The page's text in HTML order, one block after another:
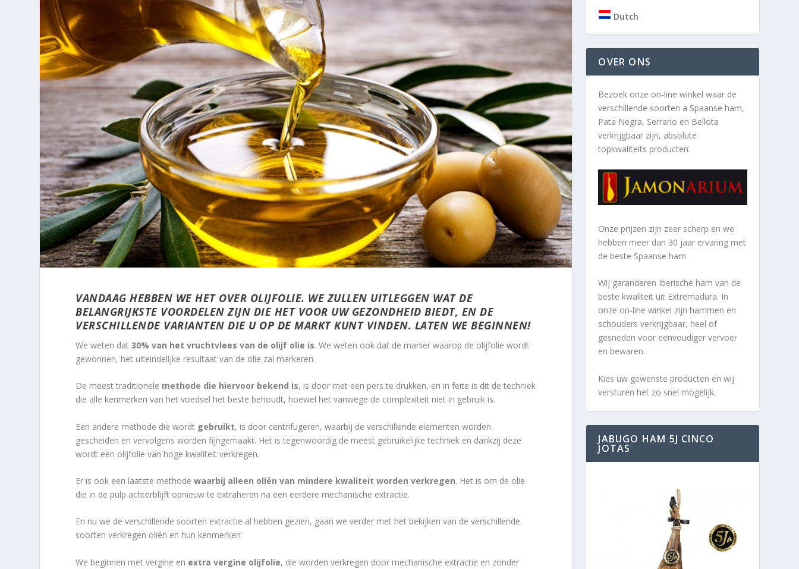
VANDAAG HEBBEN WE HET OVER OLIJFOLIE. WE ZULLEN UITLEGGEN WAT DE
BELANGRIJKSTE VOORDELEN ZIJN DIE HET VOOR UW GEZONDHEID BIEDT, EN DE
VERSCHILLENDE VARIANTEN DIE U OP DE MARKT KUNT VINDEN. LATEN WE BEGINNEN!
We weten dat30% van het vruchtvlees van de olijf olie is. We weten ook dat de manier waarop de olijfolie wordt
gewonnen, het uiteindelijke resultaat van de olie zal markeren.
De meest traditionele methode die hiervoor bekend is, is door met een pers te drukken, en in feite is dit de techniek
die alle kenmerken van het voedsel het beste behoudt, hoewel het vanwege de complexiteit niet in gebruik is.
Een andere methode die wordt gebruikt, is door centrifugeren, waarbij de verschillende elementen worden
gescheiden en vervolgens worden fijngemaakt. Het is tegenwoordig de meest gebruikelijke techniek en dankzij deze
wordt een olijfolie van hoge kwaliteit verkregen.
Er is ook een laatste methodewaarbij alleen oliën van mindere kwaliteit worden verkregen. Het is om de olie
die in de pulp achterblijft opnieuw te extraheren na een eerdere mechanische extractie.
En nu we de verschillende soorten extractie al hebben gezien, gaan we verder met het bekijken van de verschillende
soorten verkregen oliën en hun kenmerken:
We beginnen met vergine en extra vergine olijfolie, die worden verkregen door mechanische extractie en zonder
Dutch
OVER ONS
Bezoek onze on-line winkel waar de
verschillende soorten a Spaanse ham,
Pata Negra, Serrano en Bellota
verkrijgbaar zijn, absolute
topkwaliteits producten.
Onze prijzen zijn zeer scherp en we
hebben meer dan 30 jaar ervaring met
de beste Spaanse ham.
Wij garanderen Iberische ham van de
beste kwaliteit uit Extremadura. In
onze on-line winkel zijn hammen en
schouders verkrijgbaar, heel of
gesneden voor eenvoudiger vervoer
en bewaren.
Kies uw gewenste producten en wij
versturen het zo snel mogelijk.
JABUGO HAM 5J CINCO
JOTAS